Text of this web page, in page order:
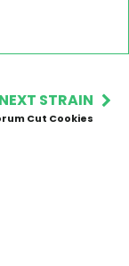
NEXT STRAIN
Cut Cookies